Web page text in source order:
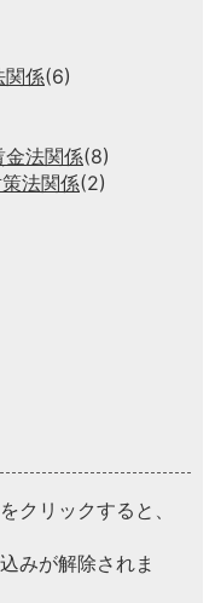
関係(6)
金法関係(8)
法関係(2)
クリックすると、
みが解除されま